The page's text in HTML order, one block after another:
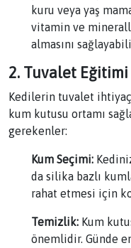
kuru veya yaş
vitamin ve
almasını
2. Tuvalet Eğitimi
Kedilerin tuvalet
kum kutusu ortamı
gerekenler:
Kum Seçimi:
da silika bazlı
rahat etmesi için
Temizlik: Kum
önemlidir. Günde